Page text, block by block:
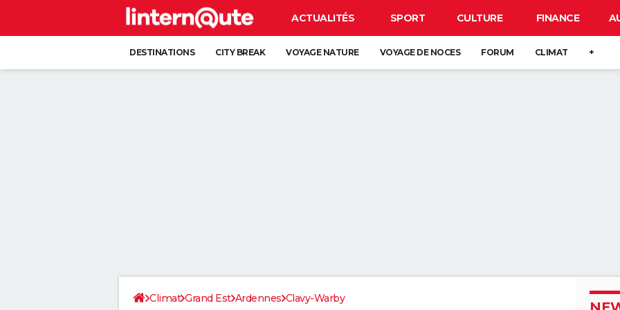
ACTUALITÉS SPORT CULTURE FINANCE
DESTINATIONS CITY BREAK VOYAGE NATURE VOYAGE DE NOCES FORUM CLIMAT +
Climat Grand Est Ardennes Clavy-Warby